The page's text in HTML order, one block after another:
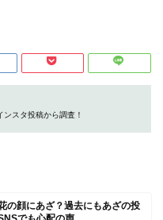
スタ投稿から調査！
の顔にあざ？過去にもあざの投